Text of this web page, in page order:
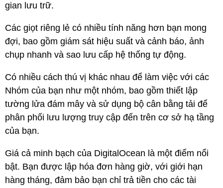
gian lưu trữ.
Các giọt riêng lẻ có nhiều tính năng hơn bạn mong
đợi, bao gồm giám sát hiệu suất và cảnh báo, ảnh
chụp nhanh và sao lưu cấp hệ thống tự động.
Có nhiều cách thú vị khác nhau để làm việc với các
Nhóm của bạn như một nhóm, bao gồm thiết lập
tường lửa đám mây và sử dụng bộ cân bằng tải để
phân phối lưu lượng truy cập đến trên cơ sở hạ tầng
của bạn.
Giá cả minh bạch của DigitalOcean là một điểm nổi
bật. Bạn được lập hóa đơn hàng giờ, với giới hạn
hàng tháng, đảm bảo bạn chỉ trả tiền cho các tài